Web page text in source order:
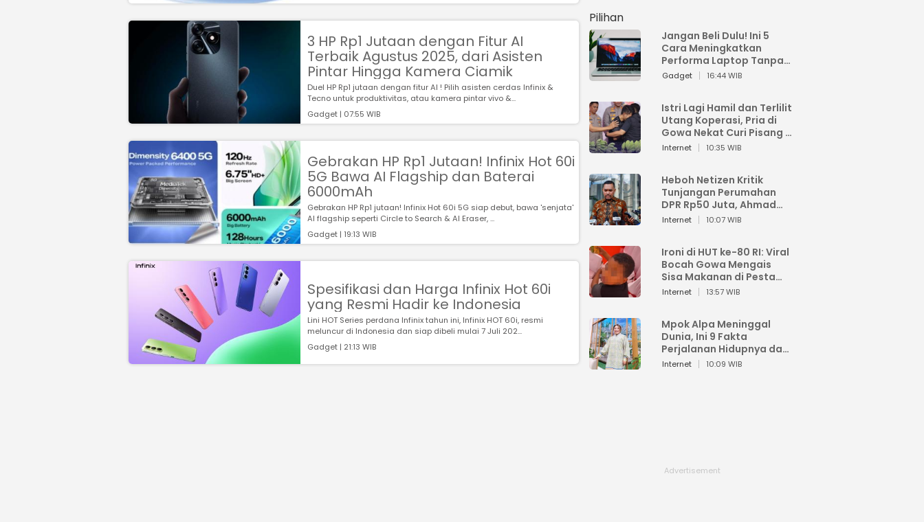
3 HP Rp1 Jutaan dengan Fitur AI
Terbaik Agustus 2025, dari Asisten
Pintar Hingga Kamera Ciamik
Duel HP Rp1 jutaan dengan fitur AI ! Pilih asisten cerdas Infinix &
Tecno untuk produktivitas, atau kamera pintar vivo &...
Gadget | 07:55 WIB
Gebrakan HP Rp1 Jutaan! Infinix Hot 60i
5G Bawa AI Flagship dan Baterai
6000mAh
Gebrakan HP Rp1 jutaan! Infinix Hot 60i 5G siap debut, bawa 'senjata'
AI flagship seperti Circle to Search & AI Eraser, ...
Gadget | 19:13 WIB
Spesifikasi dan Harga Infinix Hot 60i
yang Resmi Hadir ke Indonesia
Lini HOT Series perdana Infinix tahun ini, Infinix HOT 60i, resmi
meluncur di Indonesia dan siap dibeli mulai 7 Juli 202...
Gadget | 21:13 WIB
Pilihan
Jangan Beli Dulu! Ini 5
Cara Meningkatkan
Performa Laptop Tanpa
Harus Beli Baru
Gadget 16:44 WIB
Istri Lagi Hamil dan Terlilit
Utang Koperasi, Pria di
Gowa Nekat Curi Pisang 4
Tandan Milik Tetangga,
Internet 10:35 WIB
Heboh Netizen Kritik
Tunjangan Perumahan
DPR Rp50 Juta, Ahmad
Sahroni: Enggak Senang
Internet 10:07 WIB
Ironi di HUT ke-80 RI: Viral
Bocah Gowa Mengais
Sisa Makanan di Pesta
Kemerdekaan
Internet 13:57 WIB
Mpok Alpa Meninggal
Dunia, Ini 9 Fakta
Perjalanan Hidupnya dari
Viral hingga Puncak
Internet 10:09 WIB